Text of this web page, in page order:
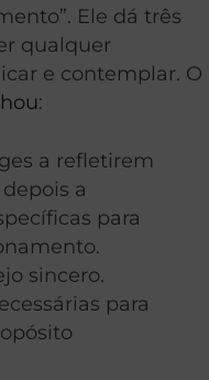
Ele dá três
qualquer
e contemplar. O
:
a refletirem
a
para
sincero.
para